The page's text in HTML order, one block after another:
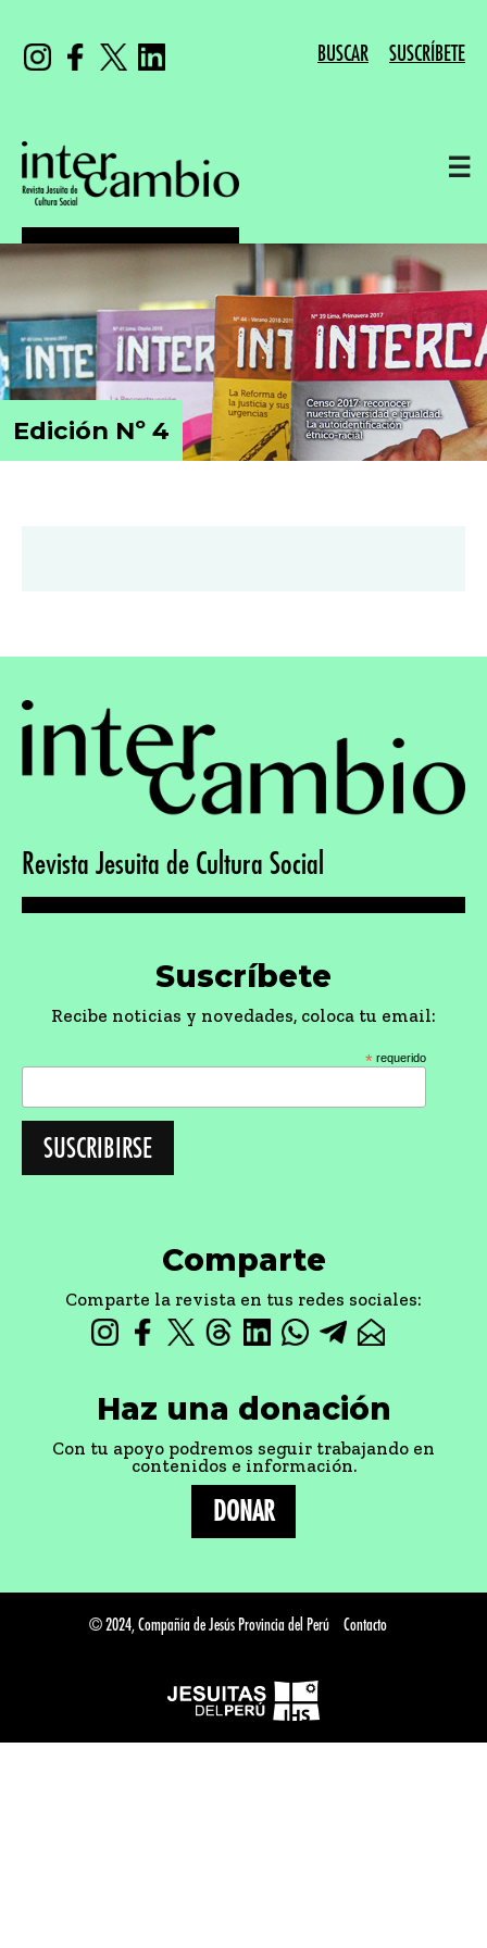
BUSCAR SUSCRÍBETE
☰
Edición Nº 4
Revista Jesuita de Cultura Social
Suscríbete
Recibe noticias y novedades, coloca tu email:
* requerido
Comparte
Comparte la revista en tus redes sociales:
Haz una donación
Con tu apoyo podremos seguir trabajando en
contenidos e información.
DONAR
© 2024, Compañía de Jesús Provincia del Perú Contacto